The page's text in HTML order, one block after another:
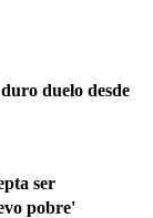
duelo desde
ser
pobre'